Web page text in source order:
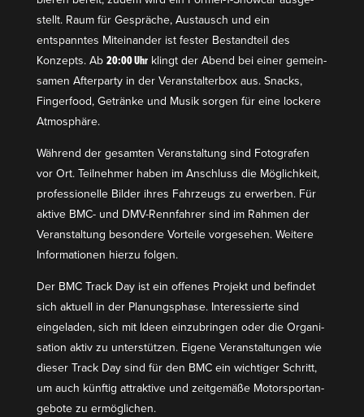
stellt. Raum für Gespräche, Austausch und ein
entspanntes Mitein­ander ist fester Bestandteil des
Konzepts. Ab 20:00 Uhrklingt der Abend bei einer gemein­
samen After­party in der Veran­stal­terbox aus. Snacks,
Fingerfood, Getränke und Musik sorgen für eine lockere
Atmosphäre.
Während der gesamten Veran­staltung sind Fotografen
vor Ort. Teilnehmer haben im Anschluss die Möglichkeit,
profes­sio­nelle Bilder ihres Fahrzeugs zu erwerben. Für
aktive BMC- und DMV-Rennfahrer sind im Rahmen der
Veran­staltung besondere Vorteile vorge­sehen. Weitere
Infor­ma­tionen hierzu folgen.
Der BMC Track Day ist ein offenes Projekt und befindet
sich aktuell in der Planungs­phase. Inter­es­sierte sind
einge­laden, sich mit Ideen einzu­bringen oder die Organi­
sation aktiv zu unter­stützen. Eigene Veran­stal­tungen wie
dieser Track Day sind für den BMC ein wichtiger Schritt,
um auch künftig attraktive und zeitgemäße Motor­sport­an­
gebote zu ermöglichen.